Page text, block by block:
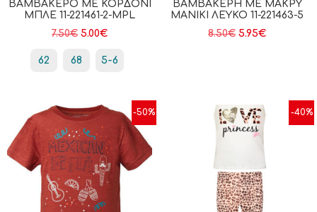
ΒΑΜΒΑΚΕΡΌ ΜΕ ΚΟΡΔΌΝΙ
ΜΠΛΕ 11-221461-2-MPL
7.50€ 5.00€
62 68 5-6
ΒΑΜΒΑΚΕΡΉ ΜΕ ΜΑΚΡΎ
ΜΑΝΊΚΙ ΛΕΥΚΟ 11-221463-5
8.50€ 5.95€
-50% -40%